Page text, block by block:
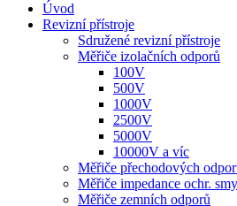
Úvod
Revizní přístroje
Sdružené revizní přístroje
Měřiče izolačních odporů
100V
500V
1000V
2500V
5000V
10000V a víc
Měřiče přechodových
Měřiče impedance ochr.
Měřiče zemních odporů